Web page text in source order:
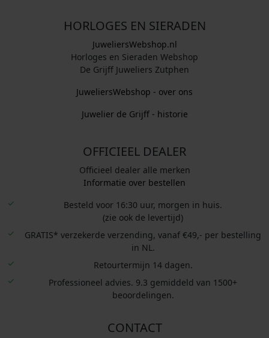
HORLOGES EN SIERADEN
JuweliersWebshop.nl
Horloges en Sieraden Webshop
De Grijff Juweliers Zutphen
JuweliersWebshop - over ons
Juwelier de Grijff - historie
OFFICIEEL DEALER
Officieel dealer alle merken
Informatie over bestellen
Besteld voor 16:30 uur, morgen in huis.
(zie ook de levertijd)
GRATIS* verzekerde verzending, vanaf €49,- per bestelling
in NL.
Retourtermijn 14 dagen.
Professioneel advies. 9.3 gemiddeld van 1500+
beoordelingen.
CONTACT